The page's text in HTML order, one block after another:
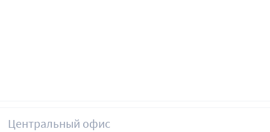
Центральный офис